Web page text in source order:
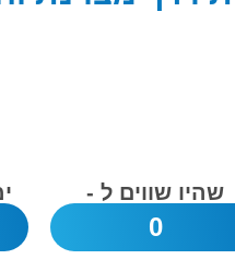
שהיו שווים ל -
0